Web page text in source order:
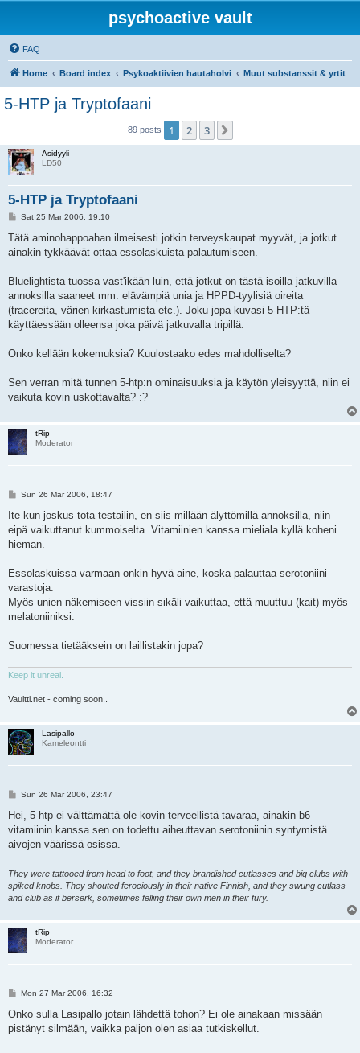
psychoactive vault
FAQ
Home Board index Psykoaktiivien hautaholvi Muut substanssit & yrtit
5-HTP ja Tryptofaani
89 posts 1 2 3
Asidyyli
LD50
5-HTP ja Tryptofaani
P
s
Sat 25 Mar 2006, 19:10
Tätä aminohappoahan ilmeisesti jotkin terveyskaupat myyvät, ja jotkut
ainakin tykkäävät ottaa essolaskuista palautumiseen.
Bluelightista tuossa vast'ikään luin, että jotkut on tästä isoilla jatkuvilla
annoksilla saaneet mm. elävämpiä unia ja HPPD-tyylisiä oireita
(tracereita, värien kirkastumista etc.). Joku jopa kuvasi 5-HTP:tä
käyttäessään olleensa joka päivä jatkuvalla tripillä.
Onko kellään kokemuksia? Kuulostaako edes mahdolliselta?
Sen verran mitä tunnen 5-htp:n ominaisuuksia ja käytön yleisyyttä, niin ei
vaikuta kovin uskottavalta? :?
tRip
Moderator
P
s
Sun 26 Mar 2006, 18:47
Ite kun joskus tota testailin, en siis millään älyttömillä annoksilla, niin
eipä vaikuttanut kummoiselta. Vitamiinien kanssa mieliala kyllä koheni
hieman.
Essolaskuissa varmaan onkin hyvä aine, koska palauttaa serotoniini
varastoja.
Myös unien näkemiseen vissiin sikäli vaikuttaa, että muuttuu (kait) myös
melatoniiniksi.
Suomessa tietääksein on laillistakin jopa?
Keep it unreal.
Vaultti.net - coming soon..
Lasipallo
Kameleontti
P
s
Sun 26 Mar 2006, 23:47
Hei, 5-htp ei välttämättä ole kovin terveellistä tavaraa, ainakin b6
vitamiinin kanssa sen on todettu aiheuttavan serotoniinin syntymistä
aivojen väärissä osissa.
They were tattooed from head to foot, and they brandished cutlasses and big clubs with
spiked knobs. They shouted ferociously in their native Finnish, and they swung cutlass
and club as if berserk, sometimes felling their own men in their fury.
tRip
Moderator
P
s
Mon 27 Mar 2006, 16:32
Onko sulla Lasipallo jotain lähdettä tohon? Ei ole ainakaan missään
pistänyt silmään, vaikka paljon olen asiaa tutkiskellut.